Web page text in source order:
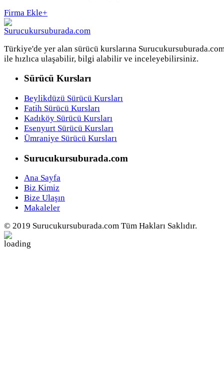
Firma Ekle+
Türkiye'de yer alan sürücü kurslarına
ile hızlıca ulaşabilir, bilgi alabilir ve inceleyebilirsiniz.
Sürücü Kursları
Beylikdüzü Sürücü Kursları
Fatih Sürücü Kursları
Kadıköy Sürücü Kursları
Esenyurt Sürücü Kursları
Ümraniye Sürücü Kursları
Surucukursuburada.com
Ana Sayfa
Biz Kimiz
Bize Ulaşın
Makaleler
© 2019 Surucukursuburada.com Tüm Hakları Saklıdır.